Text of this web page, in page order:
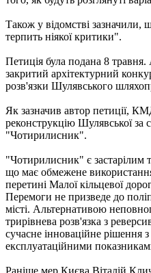
Також у відомстві зазначили,
терпить ніякої критики".
Петиція була подана 8
закритий архітектурний
розв'язки Шулявського
Як зазначив автор петиції,
реконструкцію Шулявської
"Чотирилисник".
"Чотирилисник" є застарілим
що має обмежене
перетині Малої кільцевої
Перемоги не призведе до
місті. Альтернативою
трирівнева розв'язка з
сучасне інноваційне рішення
експлуатаційними
Раніше мер Києва Віталій